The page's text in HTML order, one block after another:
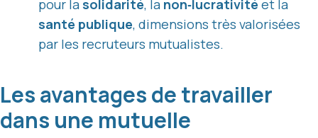
pour la solidarité, la non‑lucrativité et la
santé publique, dimensions très valorisées
par les recruteurs mutualistes.
Les avantages de travailler
dans une mutuelle